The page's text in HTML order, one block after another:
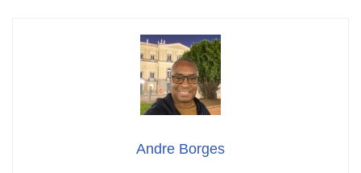
Andre Borges